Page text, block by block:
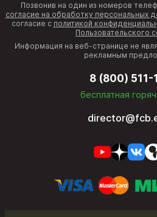
Позвонив на один из номеров
согласие на обработку персональных
согласие с политикой
Пользовательского
Информация на веб-странице не
рекламным
8 (800) 511-
бесплатная